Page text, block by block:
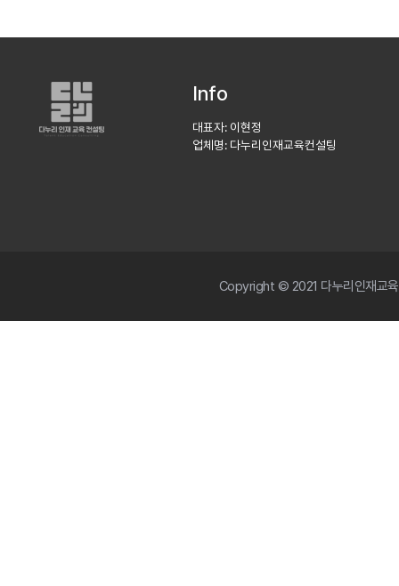
Info
대표자: 이현정
업체명: 다누리인재교육컨설팅
Copyright © 2021 다누리인재교